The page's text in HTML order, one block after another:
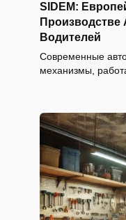
SIDEM:
Производстве
Водителей
Современные
механизмы,